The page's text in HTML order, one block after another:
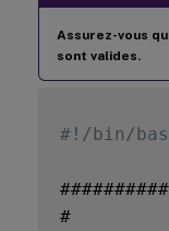
Assurez-vous
sont valides.
#!/bin/
#